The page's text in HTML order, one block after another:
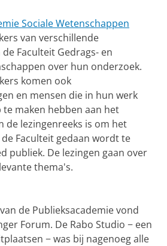
Sociale Wetenschappen
van verschillende
Faculteit Gedrags- en
over hun onderzoek.
komen ook
en mensen die in hun werk
maken hebben aan het
de lezingenreeks is om het
Faculteit gedaan wordt te
publiek. De lezingen gaan over
thema's.
de Publieksacademie vond
Forum. De Rabo Studio − een
− was bij nagenoeg alle